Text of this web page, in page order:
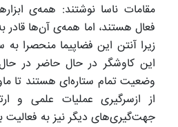
مقامات ناسا نوشتند: همه‌ی‌
فعال هستند، اما همه‌ی آن‌ها قادر
زیرا آنتن این فضاپیما منحصرا
این کاوشگر در حال حاضر در
وضعیت تمام ستاره‌ای هستند تا
از ازسرگیری عملیات علمی و
جهت‌گیری‌های دیگر نیز به فعالیت